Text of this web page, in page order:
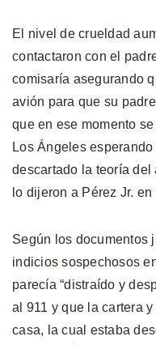
El nivel de crueldad
contactaron con el
comisaría asegurando
avión para que su
que en ese momento
Los Ángeles
descartado la teoría
lo dijeron a Pérez Jr.
Según los documentos
indicios sospechosos
parecía “distraído y
al 911 y que la cartera
casa, la cual estaba